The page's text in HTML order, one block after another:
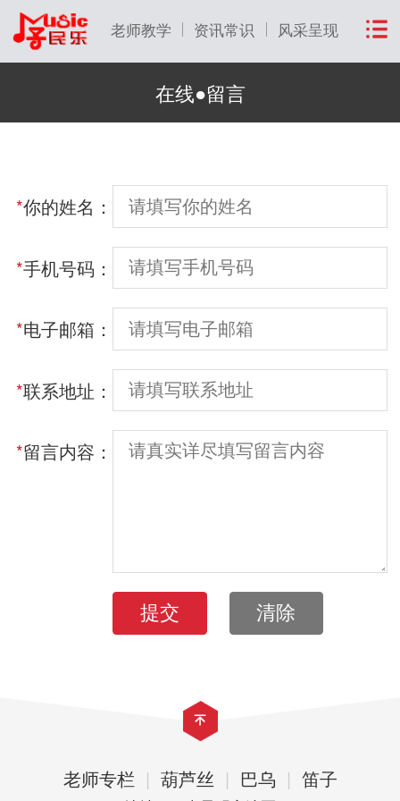
老师教学 资讯常识 风采呈现
在线●留言
*你的姓名：
*手机号码：
*电子邮箱：
*联系地址：
*留言内容：
提交 清除
老师专栏 | 葫芦丝 | 巴乌 | 笛子